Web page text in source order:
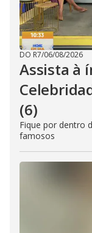
DO R7/06/08/2026
Assista à
(6)
Fique por dentro
famosos